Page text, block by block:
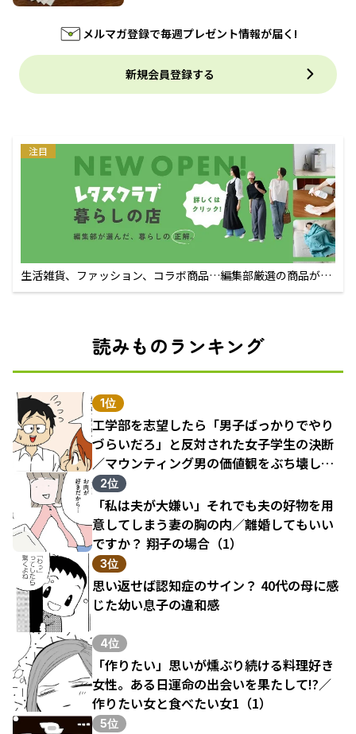
メルマガ登録で毎週プレゼント情報が届く!
新規会員登録する
注目
生活雑貨、ファッション、コラボ商品…編集部厳選の商品が買
えるECサイト
読みものランキング
1位
工学部を志望したら「男子ばっかりでやり
づらいだろ」と反対された女子学生の決断
／マウンティング男の価値観をぶち壊した
結果（1）
2位
「私は夫が大嫌い」それでも夫の好物を用
意してしまう妻の胸の内／離婚してもいい
ですか？ 翔子の場合（1）
3位
思い返せば認知症のサイン？ 40代の母に感
じた幼い息子の違和感
4位
「作りたい」思いが燻ぶり続ける料理好き
女性。ある日運命の出会いを果たして!?／
作りたい女と食べたい女1（1）
5位